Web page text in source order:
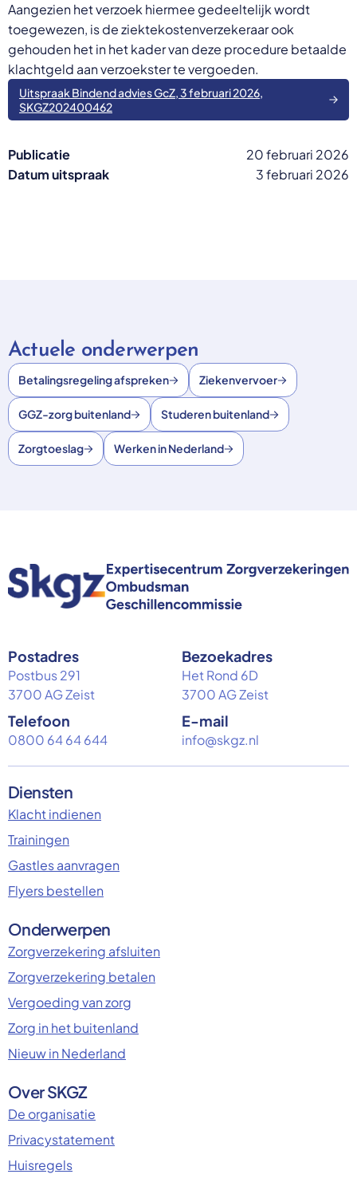
Aangezien het verzoek hiermee gedeeltelijk wordt
toegewezen, is de ziektekostenverzekeraar ook
gehouden het in het kader van deze procedure betaalde
klachtgeld aan verzoekster te vergoeden.
Uitspraak Bindend advies GcZ, 3 februari 2026,
SKGZ202400462
Publicatie
20 februari 2026
Datum uitspraak
3 februari 2026
Actuele onderwerpen
Betalingsregeling afspreken Ziekenvervoer
GGZ-zorg buitenland Studeren buitenland
Zorgtoeslag Werken in Nederland
Postadres
Postbus 291
3700 AG Zeist
Bezoekadres
Het Rond 6D
3700 AG Zeist
Telefoon
0800 64 64 644
E-mail
info@skgz.nl
Diensten
Klacht indienen
Trainingen
Gastles aanvragen
Flyers bestellen
Onderwerpen
Zorgverzekering afsluiten
Zorgverzekering betalen
Vergoeding van zorg
Zorg in het buitenland
Nieuw in Nederland
Over SKGZ
De organisatie
Privacystatement
Huisregels